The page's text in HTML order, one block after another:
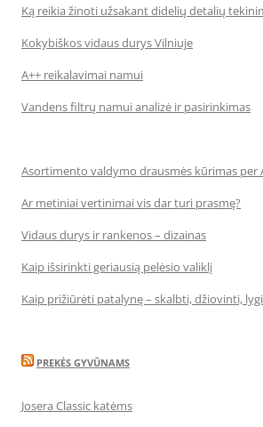
Ką reikia žinoti užsakant didelių detalių
Kokybiškos vidaus durys Vilniuje
A++ reikalavimai namui
Vandens filtrų namui analizė ir pasirinkimas
Asortimento valdymo drausmės kūrimas per
Ar metiniai vertinimai vis dar turi prasmę?
Vidaus durys ir rankenos – dizainas
Kaip išsirinkti geriausią pelėsio valiklį
Kaip prižiūrėti patalynę – skalbti, džiovinti,
PREKĖS GYVŪNAMS
Josera Classic katėms